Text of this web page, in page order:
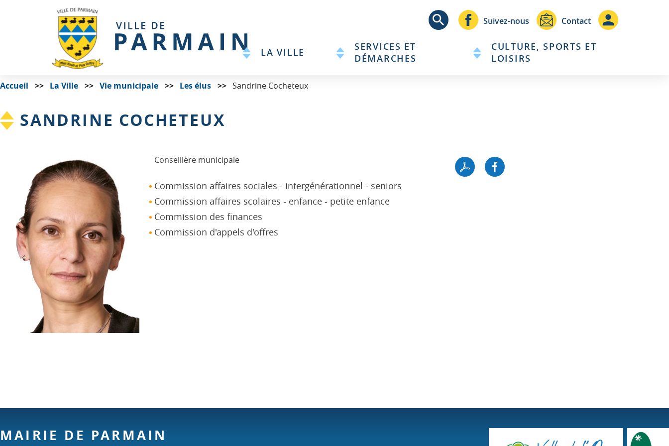
principal
Header
-
Communication
Suivez-nous Contact
Header
-
LA VILLE
SERVICES ET
DÉMARCHES
CULTURE, SPORTS ET
LOISIRS
Accueil La Ville Vie municipale Les élus Sandrine Cocheteux
SANDRINE COCHETEUX
Conseillère municipale
Commission affaires sociales - intergénérationnel - seniors
Commission affaires scolaires - enfance - petite enfance
Commission des finances
Commission d'appels d'offres
MAIRIE DE PARMAIN